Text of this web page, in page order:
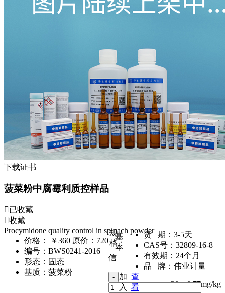
下载证书
菠菜粉中腐霉利质控样品
已收藏
收藏
Procymidone quality control in spinach powder
价格：
￥360 原价：720
编号： BWS0241-2016
形态： 固态
基质： 菠菜粉
货 期： 3-5天
CAS号： 32809-16-8
有效期： 24个月
品 牌： 伟业计量
规
格：
30g,0.77mg/kg
加
入
查
看
基
本
信